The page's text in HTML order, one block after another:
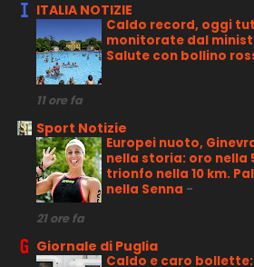
ITALIA NOTIZIE
Caldo record, oggi
monitorate dal
Salute con bollino
11 ore fa
Sport Notizie
Europei nuoto,
nella storia: oro nella
trionfo nella 10 km.
nella Senna -
21 ore fa
Giornale di Puglia
Caldo e caro